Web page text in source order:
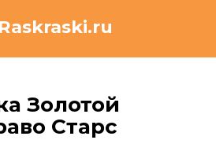
Золотой
Старс